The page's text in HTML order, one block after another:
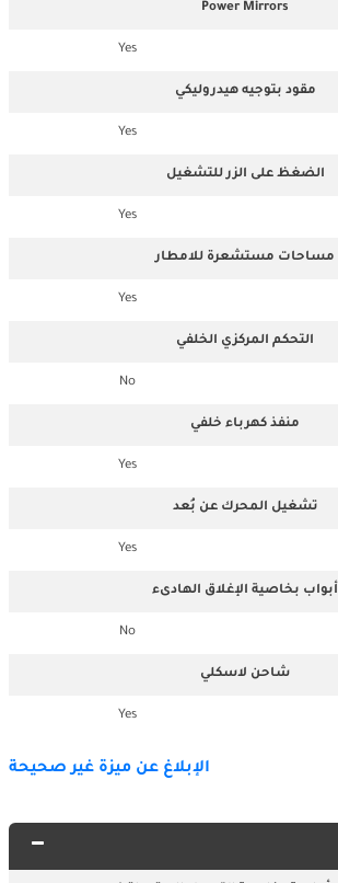
Power Mirrors
Yes
مقود بتوجيه هيدروليكي
Yes
الضغظ على الزر للتشغيل
Yes
مساحات مستشعرة للامطار
Yes
التحكم المركزي الخلفي
No
منفذ كهرباء خلفي
Yes
تشغيل المحرك عن بُعد
Yes
أبواب بخاصية الإغلاق الهادىء
No
شاحن لاسكلي
Yes
الإبلاغ عن ميزة غير صحيحة